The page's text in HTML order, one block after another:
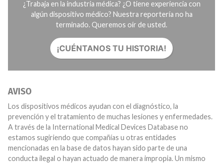
¿Trabaja en la industria médica? ¿O tiene experiencia con
algún dispositivo médico? Nuestra reportería no ha
terminado. Queremos oír de usted.
¡CUÉNTANOS TU HISTORIA!
AVISO
Los dispositivos médicos ayudan con el diagnóstico, la
prevención y el tratamiento de muchas lesiones y enfermedades.
A través de la International Medical Devices Database no
estamos sugiriendo que compañías u otras entidades
mencionadas en la base de datos hayan sido parte de una
conducta ilegal o hayan actuado de manera impropia. Un mismo